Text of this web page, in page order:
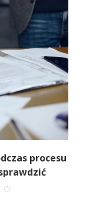
procesu